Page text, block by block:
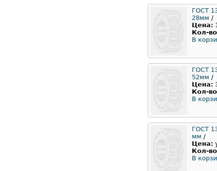
ГОСТ
28мм /
Цена:
Кол-
В
ГОСТ
52мм /
Цена:
Кол-
В
ГОСТ
мм /
Цена:
Кол-
В